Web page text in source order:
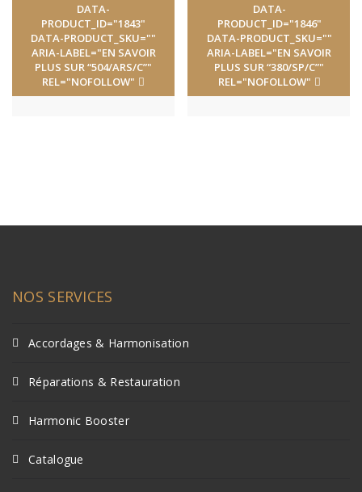
DATA-
PRODUCT_ID="1843"
DATA-PRODUCT_SKU=""
ARIA-LABEL="EN SAVOIR
PLUS SUR “504/ARS/C”"
REL="NOFOLLOW"
DATA-
PRODUCT_ID="1846"
DATA-PRODUCT_SKU=""
ARIA-LABEL="EN SAVOIR
PLUS SUR “380/SP/C”"
REL="NOFOLLOW"
NOS SERVICES
Accordages & Harmonisation
Réparations & Restauration
Harmonic Booster
Catalogue